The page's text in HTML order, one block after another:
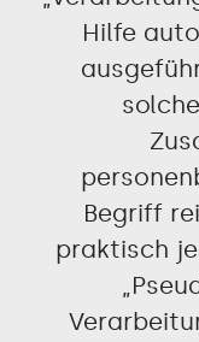
Hilfe
Begriff
praktisch